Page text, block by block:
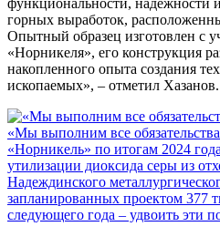
горных выработок,
Опытный образец изготовлен с
«Норникеля», его конструкция
накопленного опыта создания
ископаемых», – отметил Хазанов.
«Мы выполним все
«Норникель» по итогам 2024
утилизации диоксида серы из
Надеждинского
запланированных проектом 377
следующего года – удвоить эти